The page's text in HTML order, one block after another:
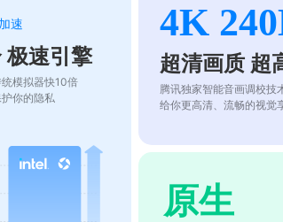
加速
极速引擎
模拟器快10倍
你的隐私
4K
超清画质 超
腾讯独家智能音画调校技
给你更高清、流畅的视觉
原生